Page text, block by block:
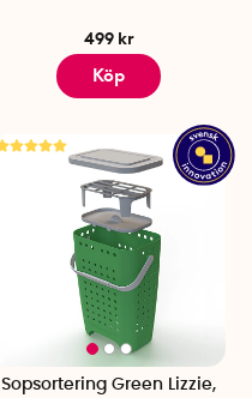
499 kr
Köp
Sopsortering Green Lizzie,